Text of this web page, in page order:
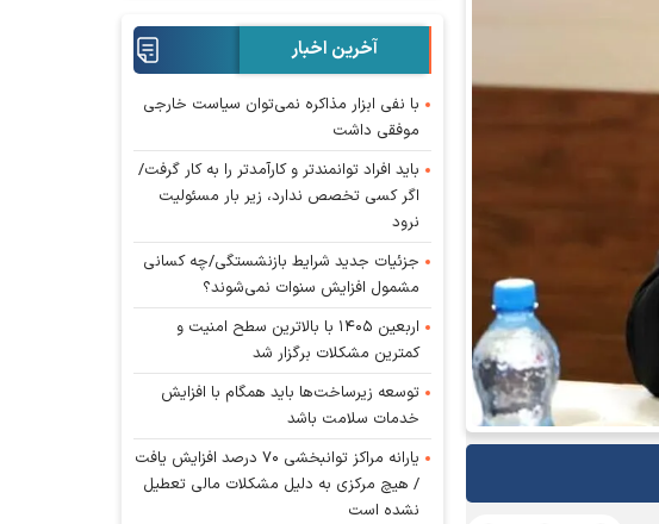
آخرین اخبار
با نفی ابزار مذاکره نمی‌توان سیاست خارجی
موفقی داشت
باید افراد توانمندتر و کارآمدتر را به کار گرفت/
اگر کسی تخصص ندارد، زیر بار مسئولیت
نرود
جزئیات جدید شرایط بازنشستگی/چه کسانی
مشمول افزایش سنوات نمی‌شوند؟
اربعین ۱۴۰۵ با بالاترین سطح امنیت و
کمترین مشکلات برگزار شد
توسعه زیرساخت‌ها باید همگام با افزایش
خدمات سلامت باشد
یارانه مراکز توانبخشی ۷۰ درصد افزایش یافت
/ هیچ مرکزی به دلیل مشکلات مالی تعطیل
نشده است